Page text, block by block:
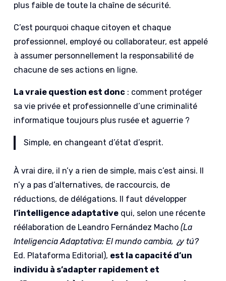
plus faible de toute la chaîne de sécurité.
C’est pourquoi chaque citoyen et chaque
professionnel, employé ou collaborateur, est appelé
à assumer personnellement la responsabilité de
chacune de ses actions en ligne.
La vraie question est donc : comment protéger
sa vie privée et professionnelle d’une criminalité
informatique toujours plus rusée et aguerrie ?
Simple, en changeant d’état d’esprit.
À vrai dire, il n’y a rien de simple, mais c’est ainsi. Il
n’y a pas d’alternatives, de raccourcis, de
réductions, de délégations. Il faut développer
l’intelligence adaptative qui, selon une récente
réélaboration de Leandro Fernández Macho(La
Inteligencia Adaptativa: El mundo cambia, ¿y tú?
Ed. Plataforma Editorial), est la capacité d’un
individu à s’adapter rapidement et